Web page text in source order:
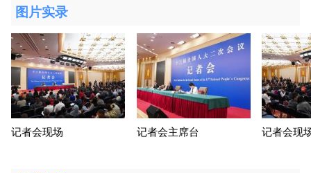
图片实录
记者会现场 记者会主席台 记者会现